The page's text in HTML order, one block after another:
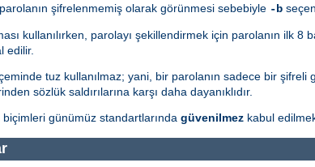
şifrelenmemiş olarak görünmesi sebebiyle -b
kullanılırken, parolayı şekillendirmek için parolanın ilk
edilir.
tuz kullanılmaz; yani, bir parolanın sadece bir şifreli
sözlük saldırılarına karşı daha dayanıklıdır.
biçimleri günümüz standartlarında güvenilmez kabul